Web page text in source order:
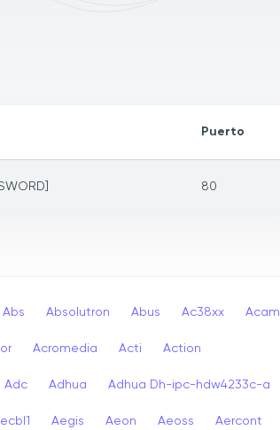
Puerto
80
Abs Absolutron Abus Ac38xx Acam
Acromedia Acti Action
Adc Adhua Adhua Dh-ipc-hdw4233c-a
Aegis Aeon Aeoss Aercont